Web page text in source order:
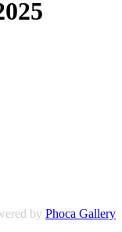
by Phoca Gallery